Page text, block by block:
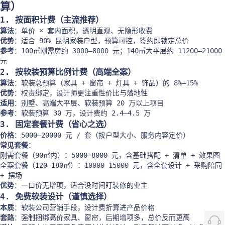
算）
1. 按面积计费（主流推荐）
算法：单价 × 套内面积，透明直观、无隐形收费
优势：适合 90% 昆明家装户型，预算可控，签约即锁定总价
参考：100㎡刚需房约 3000–8000 元；140㎡大平层约 11200–21000
元
2. 按软装预算比例计费（高端全案）
算法：软装总预算（家具 + 窗帘 + 灯具 + 饰品）的 8%–15%
优势：权责绑定，设计师更注重性价比与落地性
适用 ：别墅、高端大平层、软装预算 20 万以上项目
参考：软装预算 30 万，设计费约 2.4–4.5 万
3. 固定套餐计费（省心之选）
价格：5000–20000 元 / 套（按户型大小、服务内容定价）
常见套餐：
刚需套餐（90㎡内）：5000–8000 元，含基础搭配 + 清单 + 效果图
全案套餐（120–180㎡）：10000–15000 元，含全套设计 + 采购陪同
+ 摆场
优势：一口价无增项，适合没时间盯装修的业主
4. 免费软装设计（谨慎选择）
本质：软装公司营销手段，设计费折算进产品价格
套路：强制捆绑高价家具、窗帘，后期增项多，总价反而更高